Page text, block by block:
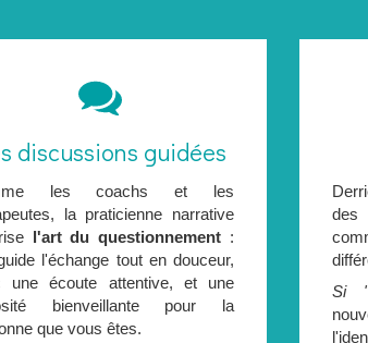
discussions guidées
les coachs et les
la praticienne narrative
l'art du questionnement :
l'échange tout en douceur,
une écoute attentive, et une
bienveillante pour la
que vous êtes.
des
Si